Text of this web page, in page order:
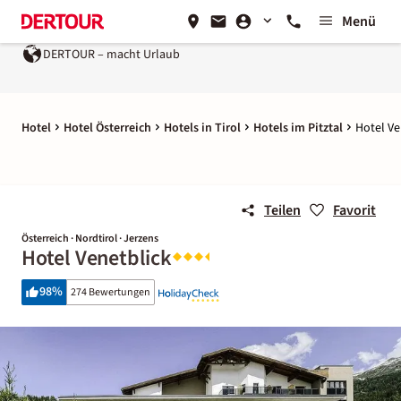
Menü
DERTOUR – macht Urlaub
Hotel Hotel Österreich Hotels in Tirol Hotels im Pitztal Hotel
Teilen Favorit
Österreich · Nordtirol · Jerzens
Hotel Venetblick
98% 274 Bewertungen